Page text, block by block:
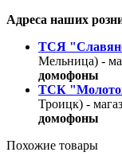
Адреса наших
ТСЯ
Мельница) -
домофоны
ТСК
Троицк) -
домофоны
Похожие товары